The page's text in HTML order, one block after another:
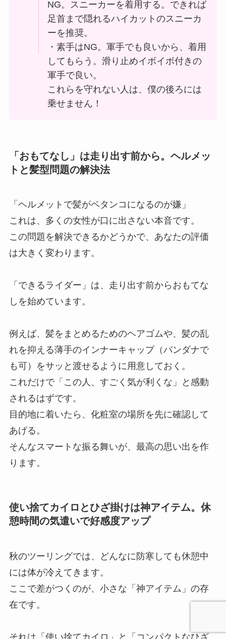
NG。スニーカーを着用する。できれば
足首まで隠れるハイカットのスニーカ
ーを推奨。
・素手はNG。軍手でも良いから、着用
してもらう。滑り止めイボイボ付きの
軍手で良い。
これらを守れない人は、僕の後ろには
乗せません！
「おもてなし」は走り出す前から。ヘルメッ
トと髪型問題の解決法
「ヘルメットで髪がペタンコになるのが嫌」
これは、多くの女性が口に出さない本音です。
この問題を解決できるかどうかで、あなたの評価
は大きく変わります。
「できるライダー」は、走り出す前からおもてな
しを始めています。
例えば、髪をまとめるためのヘアゴムや、髪の乱
れを抑える薄手のインナーキャップ（バンダナで
も可）をサッと渡せるように用意しておく。
これだけで「この人、すごく気が利くな」と感動
されるはずです。
目的地に着いたら、化粧室の場所を先に確認して
あげる。
そんなスマートな振る舞いが、最高の思い出を作
ります。
使い捨てカイロとひざ掛けは神アイテム。休
憩時間の気遣いで好感度アップ
秋のツーリングでは、どんなに防寒しても休憩中
には体が冷えてきます。
ここで差がつくのが、小さな「神アイテム」の存
在です。
それは「使い捨てカイロ」と「コンパクトなひざ